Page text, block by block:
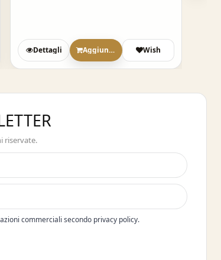
Dettagli Aggiungi Wish
riservate.
commerciali secondo privacy policy.